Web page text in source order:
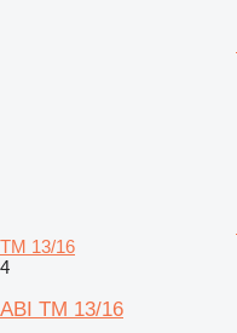
TM 13/16
4
ABI TM 13/16